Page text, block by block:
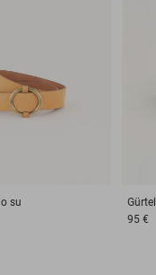
su
Gürtel
95 €